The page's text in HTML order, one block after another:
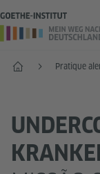
Página inicialPratique